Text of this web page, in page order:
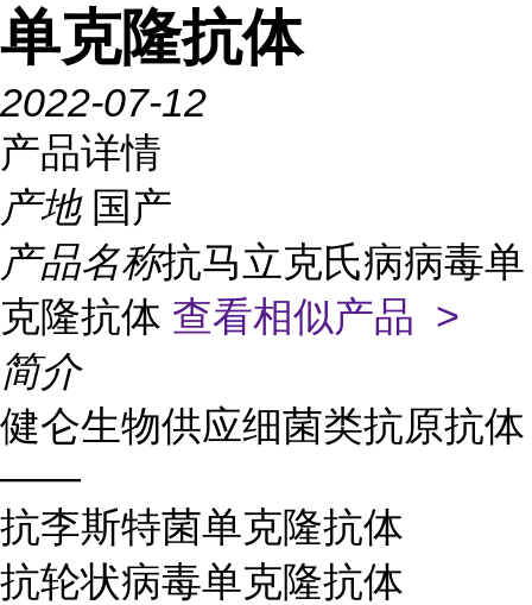
单克隆抗体
2022-07-12
产品详情
产地 国产
产品名称抗马立克氏病病毒单
克隆抗体 查看相似产品 >
简介
健仑生物供应细菌类抗原抗体
——
抗李斯特菌单克隆抗体
抗轮状病毒单克隆抗体